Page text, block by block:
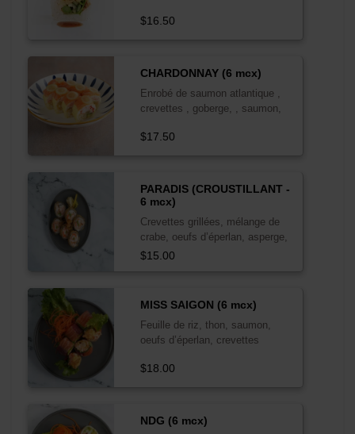
$16.50
CHARDONNAY (6 mcx)
Enrobé de saumon atlantique ,
crevettes , goberge, , saumon,
$17.50
PARADIS (CROUSTILLANT -
6 mcx)
Crevettes grillées, mélange de
crabe, oeufs d’éperlan, asperge,
ail, sauce exotique épicée
$15.00
MISS SAIGON (6 mcx)
Feuille de riz, thon, saumon,
oeufs d’éperlan, crevettes
sauce secrète GO
$18.00
NDG (6 mcx)